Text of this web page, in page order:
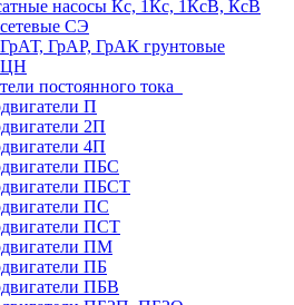
насосы Кс, 1Кс, 1КсВ, КсВ
СЭ
ГрАР, ГрАК грунтовые
ЦН
постоянного тока
П
2П
4П
ПБС
ПБСТ
ПС
ПСТ
ПМ
ПБ
ПБВ